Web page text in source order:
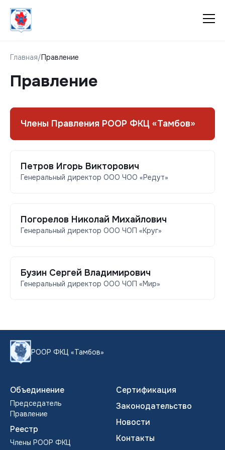
Главная/Правление
Правление
Члены Правления РООР ФКЦ «Тамбов»
Петров Игорь Викторович
Генеральный директор ООО ЧОО «Редут»
Погорелов Николай Михайлович
Генеральный директор ООО ЧОП «Круг»
Бузин Сергей Владимирович
Генеральный директор ООО ЧОП «Мир»
РООР ФКЦ «Тамбов»
Объединение
Председатель
Правление
Реестр
Члены POOP ФКЦ
Сертификация
Законодательство
Новости
Контакты